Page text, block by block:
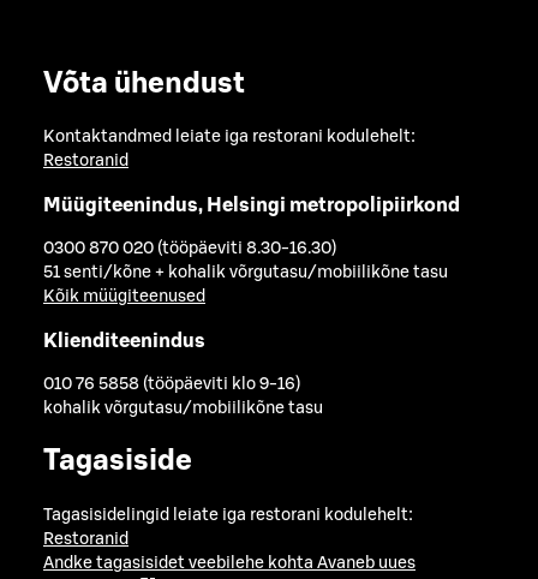
Võta ühendust
Kontaktandmed leiate iga restorani kodulehelt:
Restoranid
Müügiteenindus, Helsingi metropolipiirkond
0300 870 020 (tööpäeviti 8.30-16.30)
51 senti/kõne + kohalik võrgutasu/mobiilikõne tasu
Kõik müügiteenused
Klienditeenindus
010 76 5858 (tööpäeviti klo 9-16)
kohalik võrgutasu/mobiilikõne tasu
Tagasiside
Tagasisidelingid leiate iga restorani kodulehelt:
Restoranid
Andke tagasisidet veebilehe kohta Avaneb uues